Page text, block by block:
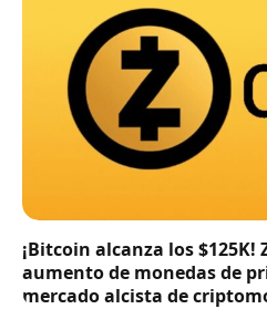
¡Bitcoin alcanza los $125K!
aumento de monedas de
mercado alcista de